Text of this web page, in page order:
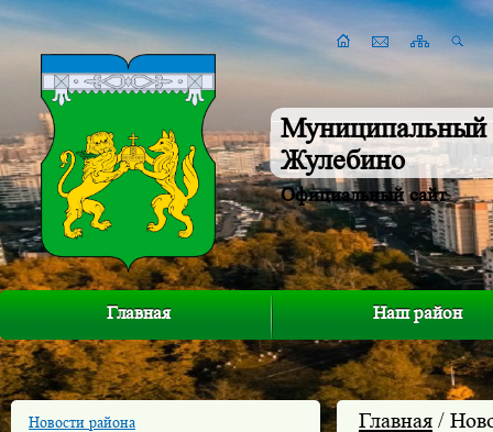
Муниципальный
Жулебино
Официальный сайт
Главная Наш район
Новости района
Главная /